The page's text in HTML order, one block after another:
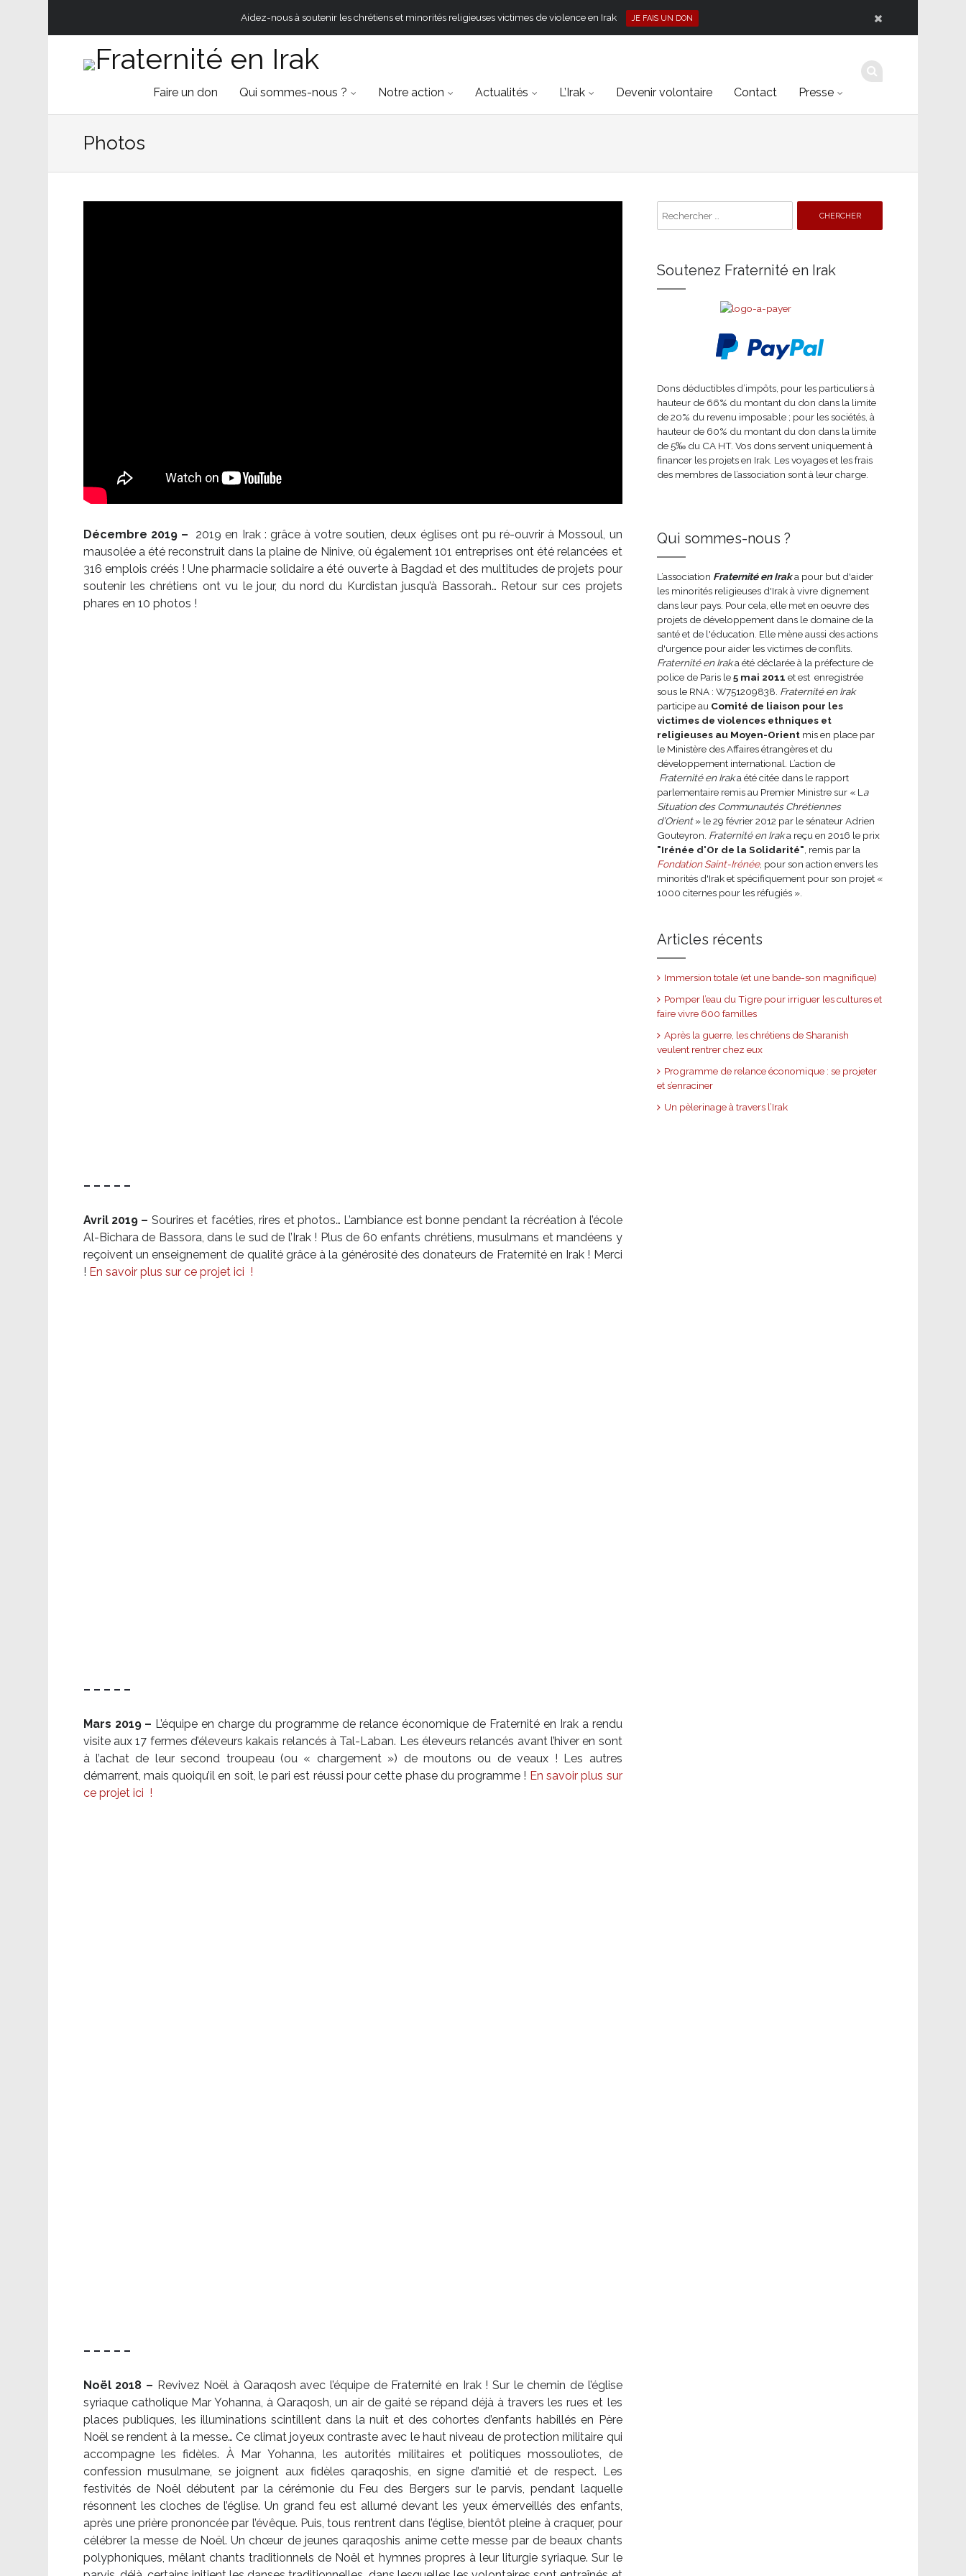
Aidez-nous à soutenir les chrétiens et minorités religieuses victimes de violence en Irak JE FAIS UN DON
Faire un don Qui sommes-nous ? Notre action Actualités L’Irak Devenir volontaire Contact Presse
content
Photos
Décembre 2019 – 2019 en Irak : grâce à votre soutien, deux églises ont pu ré-ouvrir à Mossoul, un
mausolée a été reconstruit dans la plaine de Ninive, où également 101 entreprises ont été relancées et
316 emplois créés ! Une pharmacie solidaire a été ouverte à Bagdad et des multitudes de projets pour
soutenir les chrétiens ont vu le jour, du nord du Kurdistan jusqu’à Bassorah… Retour sur ces projets
phares en 10 photos !
– – – – –
Avril 2019 – Sourires et facéties, rires et photos… L’ambiance est bonne pendant la récréation à l’école
Al-Bichara de Bassora, dans le sud de l’Irak ! Plus de 60 enfants chrétiens, musulmans et mandéens y
reçoivent un enseignement de qualité grâce à la générosité des donateurs de Fraternité en Irak ! Merci
! En savoir plus sur ce projet ici !
– – – – –
Mars 2019 – L’équipe en charge du programme de relance économique de Fraternité en Irak a rendu
visite aux 17 fermes d’éleveurs kakaïs relancés à Tal-Laban. Les éleveurs relancés avant l’hiver en sont
à l’achat de leur second troupeau (ou « chargement ») de moutons ou de veaux ! Les autres
démarrent, mais quoiqu’il en soit, le pari est réussi pour cette phase du programme ! En savoir plus sur
ce projet ici !
– – – – –
Noël 2018 – Revivez Noël à Qaraqosh avec l’équipe de Fraternité en Irak ! Sur le chemin de l’église
syriaque catholique Mar Yohanna, à Qaraqosh, un air de gaité se répand déjà à travers les rues et les
places publiques, les illuminations scintillent dans la nuit et des cohortes d’enfants habillés en Père
Noël se rendent à la messe… Ce climat joyeux contraste avec le haut niveau de protection militaire qui
accompagne les fidèles. À Mar Yohanna, les autorités militaires et politiques mossouliotes, de
confession musulmane, se joignent aux fidèles qaraqoshis, en signe d’amitié et de respect. Les
festivités de Noël débutent par la cérémonie du Feu des Bergers sur le parvis, pendant laquelle
résonnent les cloches de l’église. Un grand feu est allumé devant les yeux émerveillés des enfants,
après une prière prononcée par l’évêque. Puis, tous rentrent dans l’église, bientôt pleine à craquer, pour
célébrer la messe de Noël. Un chœur de jeunes qaraqoshis anime cette messe par de beaux chants
polyphoniques, mêlant chants traditionnels de Noël et hymnes propres à leur liturgie syriaque. Sur le
Soutenez Fraternité en Irak
Dons déductibles d’impôts, pour les particuliers à
hauteur de 66% du montant du don dans la limite
de 20% du revenu imposable ; pour les sociétés, à
hauteur de 60% du montant du don dans la limite
de 5‰ du CA HT. Vos dons servent uniquement à
financer les projets en Irak. Les voyages et les frais
des membres de l’association sont à leur charge.
Qui sommes-nous ?
L’association Fraternité en Iraka pour but d'aider
les minorités religieuses d'Irak à vivre dignement
dans leur pays. Pour cela, elle met en oeuvre des
projets de développement dans le domaine de la
santé et de l'éducation. Elle mène aussi des actions
d'urgence pour aider les victimes de conflits.
Fraternité en Iraka été déclarée à la préfecture de
police de Paris le5 mai 2011 et est enregistrée
sous le RNA : W751209838. Fraternité en Irak
participe au Comité de liaison pour les
victimes de violences ethniques et
religieuses au Moyen-Orientmis en place par
le Ministère des Affaires étrangères et du
développement international. L’action de
Fraternité en Iraka été citée dans le rapport
parlementaire remis au Premier Ministre sur « L a
Situation des Communautés Chrétiennes
d’Orient» le 29 février 2012 par le sénateur Adrien
Gouteyron. Fraternité en Iraka reçu en 2016 le prix
"Irénée d'Or de la Solidarité" , remis par la
Fondation Saint-Irénée, pour son action envers les
minorités d'Irak et spécifiquement pour son projet «
1000 citernes pour les réfugiés ».
Articles récents
Immersion totale (et une bande-son magnifique)
Pomper l’eau du Tigre pour irriguer les cultures et
faire vivre 600 familles
Après la guerre, les chrétiens de Sharanish
veulent rentrer chez eux
Programme de relance économique : se projeter
et s’enraciner
Un pèlerinage à travers l’Irak